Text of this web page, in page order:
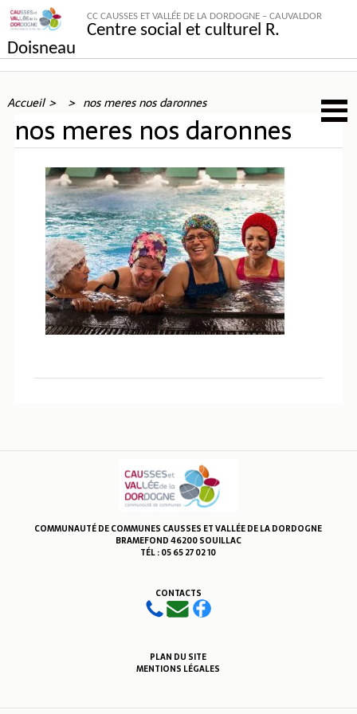
CC CAUSSES ET VALLÉE DE LA DORDOGNE – CAUVALDOR
Centre social et culturel R.
Doisneau
Accueil nos meres nos daronnes
nos meres nos daronnes
COMMUNAUTÉ DE COMMUNES CAUSSES ET VALLÉE DE LA DORDOGNE
BRAMEFOND 46200 SOUILLAC
TÉL : 05 65 27 02 10
CONTACTS
PLAN DU SITE
MENTIONS LÉGALES